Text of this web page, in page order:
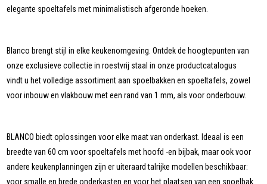
elegante spoeltafels met minimalistisch afgeronde hoeken.
Blanco brengt stijl in elke keukenomgeving. Ontdek de hoogtepunten van
onze exclusieve collectie in roestvrij staal in onze productcatalogus
vindt u het volledige assortiment aan spoelbakken en spoeltafels, zowel
voor inbouw en vlakbouw met een rand van 1 mm, als voor onderbouw.
BLANCO biedt oplossingen voor elke maat van onderkast. Ideaal is een
breedte van 60 cm voor spoeltafels met hoofd -en bijbak, maar ook voor
andere keukenplanningen zijn er uiteraard talrijke modellen beschikbaar:
voor smalle en brede onderkasten en voor het plaatsen van een spoelbak